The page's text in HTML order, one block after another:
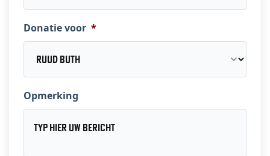
Donatie voor *
Opmerking